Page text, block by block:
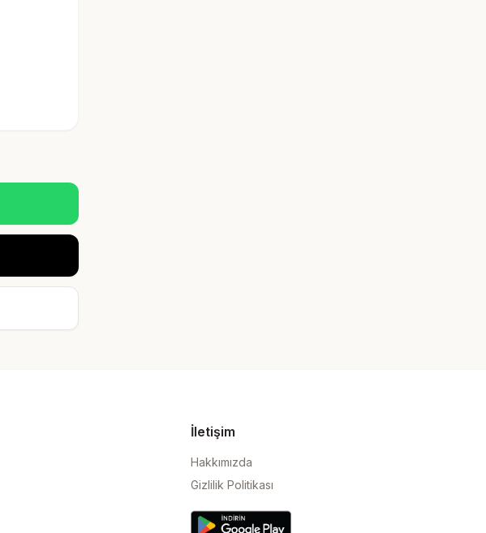
İletişim
Hakkımızda
Gizlilik Politikası